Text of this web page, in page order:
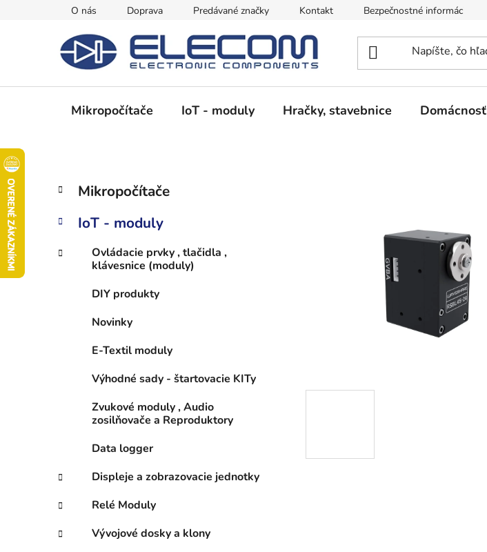
O nás Doprava Predávané značky Kontakt Bezpečnostné informácie
Mikropočítače IoT - moduly Hračky, stavebnice Domácnosť
B
č
ý
Preskočiť
kategórie
K
a
e
ó
Mikropočítače
IoT - moduly
Ovládacie prvky , tlačidla ,
klávesnice (moduly)
DIY produkty
Novinky
E-Textil moduly
Výhodné sady - štartovacie KITy
Zvukové moduly , Audio
zosilňovače a Reproduktory
Data logger
Displeje a zobrazovacie jednotky
Relé Moduly
Vývojové dosky a klony